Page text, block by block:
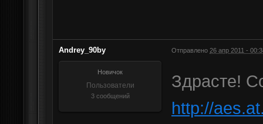
Andrey_90by Отправлено 26 апр 2011 -
Новичок
Пользователи
3 сообщений
Здрасте!
http://